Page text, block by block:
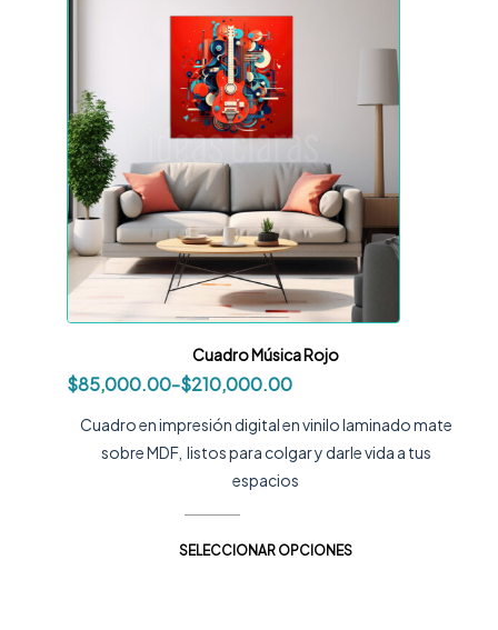
Cuadro Música Rojo
$85,000.00-$210,000.00
Cuadro en impresión digital en vinilo laminado mate
sobre MDF, listos para colgar y darle vida a tus
espacios
SELECCIONAR OPCIONES